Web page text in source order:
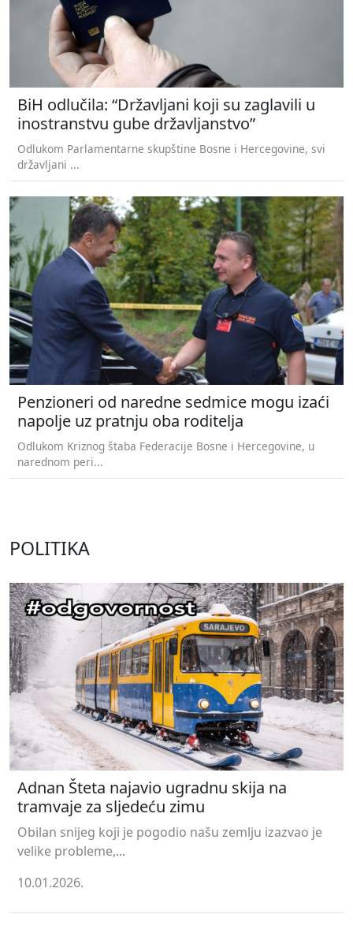
BiH odlučila: “Državljani koji su zaglavili u
inostranstvu gube državljanstvo”
Odlukom Parlamentarne skupštine Bosne i Hercegovine, svi
državljani ...
Penzioneri od naredne sedmice mogu izaći
napolje uz pratnju oba roditelja
Odlukom Kriznog štaba Federacije Bosne i Hercegovine, u
narednom peri...
POLITIKA
Adnan Šteta najavio ugradnu skija na
tramvaje za sljedeću zimu
Obilan snijeg koji je pogodio našu zemlju izazvao je
velike probleme,...
10.01.2026.